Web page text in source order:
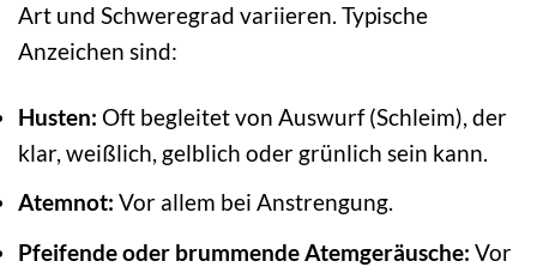
Art und Schweregrad variieren. Typische
Anzeichen sind:
Husten: Oft begleitet von Auswurf (Schleim), der
klar, weißlich, gelblich oder grünlich sein kann.
Atemnot: Vor allem bei Anstrengung.
Pfeifende oder brummende Atemgeräusche: Vor